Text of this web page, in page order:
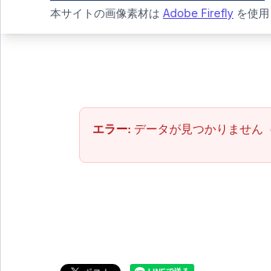
本サイトの画像素材は Adobe Firefly を使
エラー: データが見つかりません